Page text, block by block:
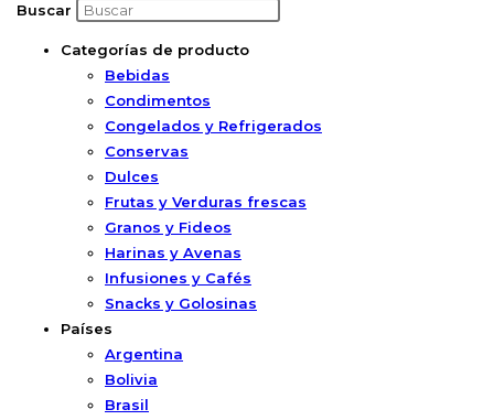
Buscar
Categorías de producto
Bebidas
Condimentos
Congelados y Refrigerados
Conservas
Dulces
Frutas y Verduras frescas
Granos y Fideos
Harinas y Avenas
Infusiones y Cafés
Snacks y Golosinas
Países
Argentina
Bolivia
Brasil